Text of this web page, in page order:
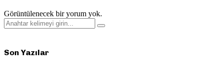
Görüntülenecek bir yorum yok.
Search
for:
Search
Son Yazılar